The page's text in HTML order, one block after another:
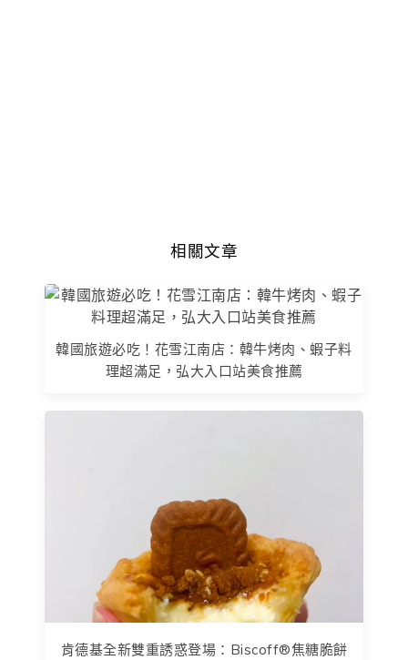
相關文章
韓國旅遊必吃！花雪江南店：韓牛烤肉、蝦子料
理超滿足，弘大入口站美食推薦
肯德基全新雙重誘惑登場：Biscoff®焦糖脆餅